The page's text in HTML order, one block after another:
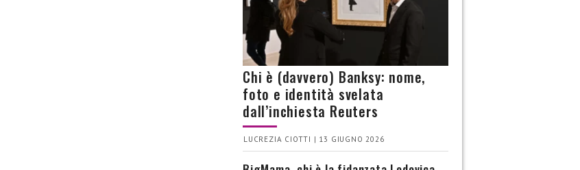
Chi è (davvero) Banksy: nome,
foto e identità svelata
dall’inchiesta Reuters
LUCREZIA CIOTTI | 13 GIUGNO 2026